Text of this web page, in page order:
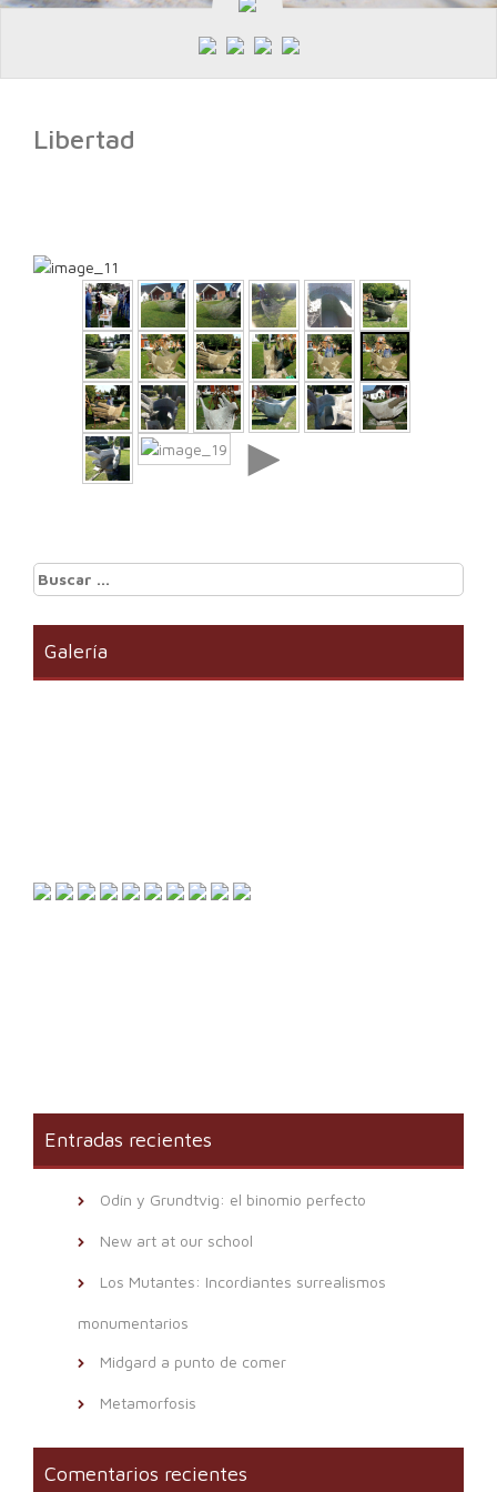
Libertad
►
Buscar:
Galería
Entradas recientes
Odín y Grundtvig: el binomio perfecto
New art at our school
Los Mutantes: Incordiantes surrealismos
monumentarios
Midgard a punto de comer
Metamorfosis
Comentarios recientes